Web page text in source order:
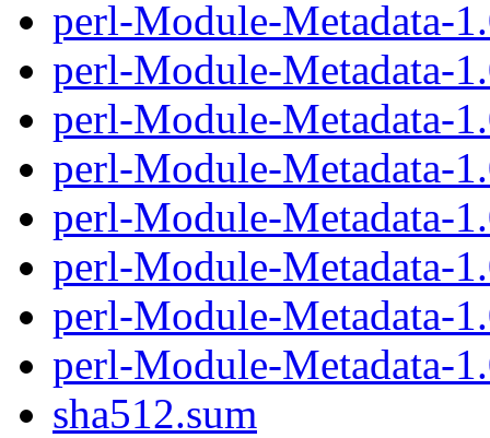
perl-Module-Metadata-
perl-Module-Metadata-
perl-Module-Metadata-
perl-Module-Metadata-
perl-Module-Metadata-
perl-Module-Metadata-
perl-Module-Metadata-
perl-Module-Metadata-
sha512.sum